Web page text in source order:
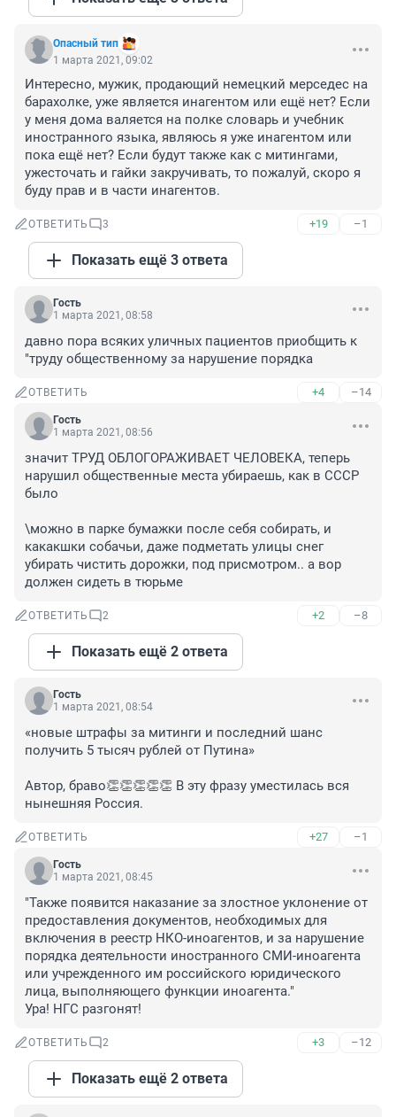
Опасный тип
1 марта 2021, 09:02
Интересно, мужик, продающий немецкий мерседес на
барахолке, уже является инагентом или ещё нет? Если
у меня дома валяется на полке словарь и учебник
иностранного языка, являюсь я уже инагентом или
пока ещё нет? Если будут также как с митингами,
ужесточать и гайки закручивать, то пожалуй, скоро я
буду прав и в части инагентов.
ОТВЕТИТЬ 3 +19 –1
Показать ещё 3 ответа
Гость
1 марта 2021, 08:58
давно пора всяких уличных пациентов приобщить к
"труду общественному за нарушение порядка
ОТВЕТИТЬ +4 –14
Гость
1 марта 2021, 08:56
значит ТРУД ОБЛОГОРАЖИВАЕТ ЧЕЛОВЕКА, теперь
нарушил общественные места убираешь, как в СССР
было
\можно в парке бумажки после себя собирать, и
какакшки собачьи, даже подметать улицы снег
убирать чистить дорожки, под присмотром.. а вор
должен сидеть в тюрьме
ОТВЕТИТЬ 2 +2 –8
Показать ещё 2 ответа
Гость
1 марта 2021, 08:54
«новые штрафы за митинги и последний шанс
получить 5 тысяч рублей от Путина»
Автор, браво👏👏👏👏👏 В эту фразу уместилась вся
нынешняя Россия.
ОТВЕТИТЬ +27 –1
Гость
1 марта 2021, 08:45
"Также появится наказание за злостное уклонение от
предоставления документов, необходимых для
включения в реестр НКО-иноагентов, и за нарушение
порядка деятельности иностранного СМИ-иноагента
или учрежденного им российского юридического
лица, выполняющего функции иноагента."
Ура! НГС разгонят!
ОТВЕТИТЬ 2 +3 –12
Показать ещё 2 ответа